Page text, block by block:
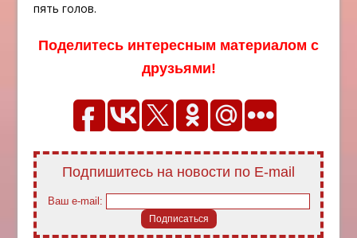
пять голов.
Поделитесь интересным материалом с
друзьями!
Подпишитесь на новости по E-mail
Ваш e-mail: